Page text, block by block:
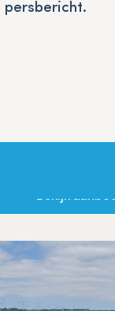
persbericht.